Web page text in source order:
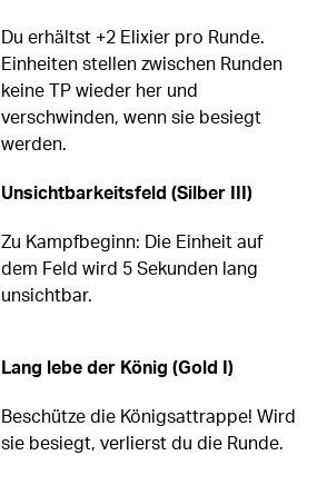
Du erhältst +2 Elixier pro Runde.
Einheiten stellen zwischen Runden
keine TP wieder her und
verschwinden, wenn sie besiegt
werden.
Unsichtbarkeitsfeld (Silber III)
Zu Kampfbeginn: Die Einheit auf
dem Feld wird 5 Sekunden lang
unsichtbar.
Lang lebe der König (Gold I)
Beschütze die Königsattrappe! Wird
sie besiegt, verlierst du die Runde.